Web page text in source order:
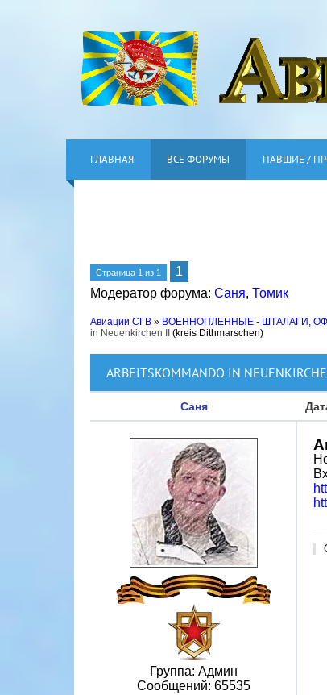
ГЛАВНАЯ ВСЕ ФОРУМЫ ПАВШИЕ /
Страница 1 из 1
1
Модератор форума: Саня, Томик
Авиации СГВ » ВОЕННОПЛЕННЫЕ - ШТАЛАГИ,
in Neuenkirchen II
(kreis Dithmarschen)
ARBEITSKOMMANDO IN
Саня
Группа: Админ
Сообщений: 65535